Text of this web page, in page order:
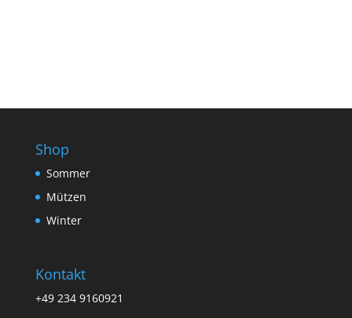
Shop
Sommer
Mützen
Winter
Kontakt
+49 234 9160921